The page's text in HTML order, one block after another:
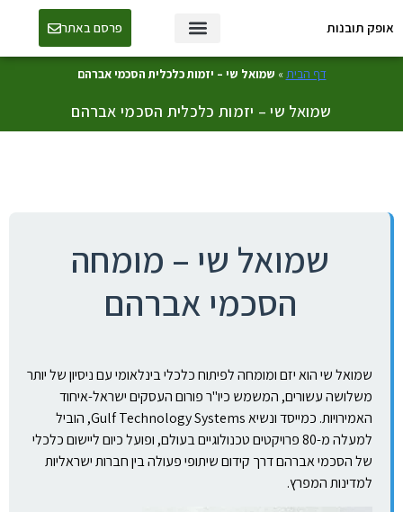
אופק תובנות פרסם באתר
דף הבית» שמואל שי – יזמות כלכלית הסכמי אברהם
שמואל שי – יזמות כלכלית הסכמי אברהם
שמואל שי – מומחה
הסכמי אברהם
שמואל שי הוא יזם ומומחה לפיתוח כלכלי בינלאומי עם ניסיון של יותר
משלושה עשורים, המשמש כיו"ר פורום העסקים ישראל-איחוד
האמירויות. כמייסד ונשיא Gulf Technology Systems, הוביל
למעלה מ-80 פרויקטים טכנולוגיים בעולם, ופועל כיום ליישום כלכלי
של הסכמי אברהם דרך קידום שיתופי פעולה בין חברות ישראליות
למדינות המפרץ.